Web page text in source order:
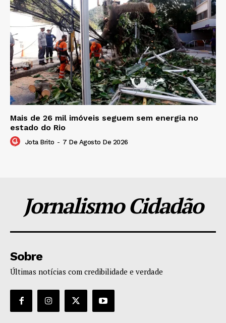
Mais de 26 mil imóveis seguem sem energia no
estado do Rio
Jota Brito - 7 De Agosto De 2026
Jornalismo Cidadão
Sobre
Últimas notícias com credibilidade e verdade